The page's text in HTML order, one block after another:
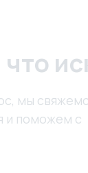
мы
и поможем с